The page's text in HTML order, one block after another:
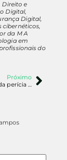
Direito e
Digital,
Digital,
cibernéticos,
da M A
em
do
Próximo
A importância da perícia digital em celulares e a quebra de criptografia